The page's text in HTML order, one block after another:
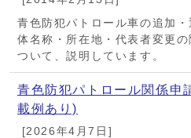
青色防犯パトロール車の追加・
体名称・所在地・代表者変更の
ついて、説明しています。
青色防犯パトロール関係申
載例あり)
[2026年4月7日]